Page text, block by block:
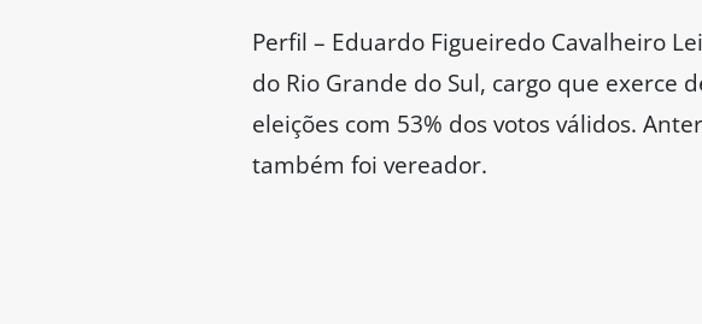
Perfil – Eduardo Figueiredo Cavalheiro
do Rio Grande do Sul, cargo que
eleições com 53% dos votos válidos.
também foi vereador.